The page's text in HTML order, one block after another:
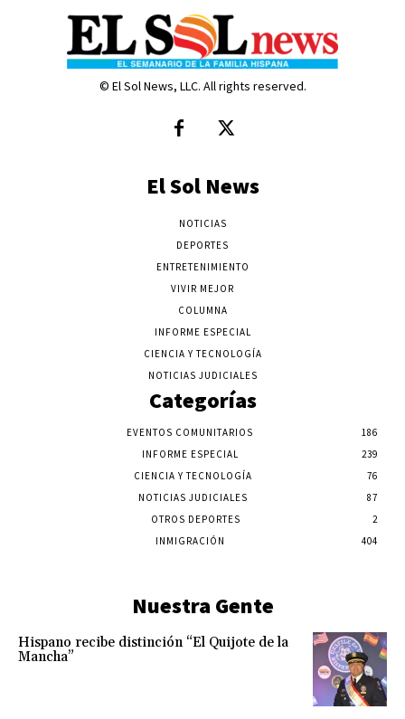
© El Sol News, LLC. All rights reserved.
El Sol News
NOTICIAS
DEPORTES
ENTRETENIMIENTO
VIVIR MEJOR
COLUMNA
INFORME ESPECIAL
CIENCIA Y TECNOLOGÍA
NOTICIAS JUDICIALES
Categorías
EVENTOS COMUNITARIOS
186
INFORME ESPECIAL
239
CIENCIA Y TECNOLOGÍA
76
NOTICIAS JUDICIALES
87
OTROS DEPORTES
2
INMIGRACIÓN
404
Nuestra Gente
Hispano recibe distinción “El Quijote de la
Mancha”